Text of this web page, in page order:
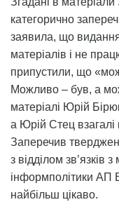
категорично
заявила, що
матеріалів і не
припустили, що
Можливо – був, а
матеріалі Юрій
а Юрій Стец взагалі
Заперечив
з відділом зв’язків
інформполітики АП
найбільш цікаво.